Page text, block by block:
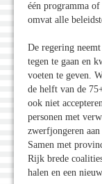
één programma
omvat alle
De regering
tegen te gaan en
voeten te geven.
de helft van de
ook niet
personen met
zwerfjongeren
Samen met
Rijk brede
halen en een